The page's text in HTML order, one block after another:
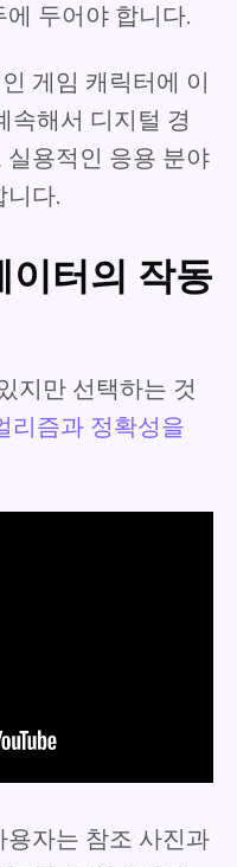
두어야 합니다.
게임 캐릭터에 이
속해서 디지털 경
용적인 응용 분야
니다.
이터의 작동
지만 선택하는 것
리즘과 정확성을
자는 참조 사진과